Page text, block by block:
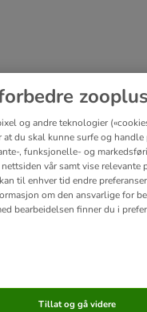
og andre teknologier
du skal kunne surfe og
, funksjonelle- og
vår samt vise relevante
til enhver tid endre
om den ansvarlige for
bearbeidelsen finner du i
Tillat og gå videre